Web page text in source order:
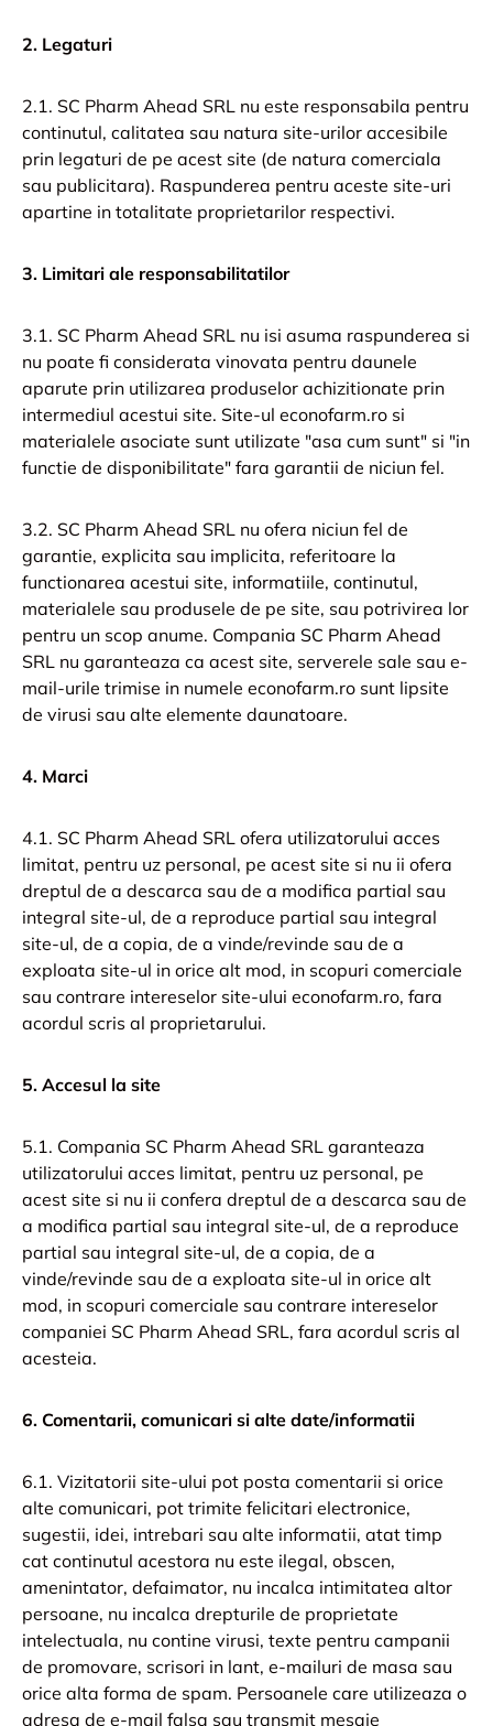
2. Legaturi
2.1. SC Pharm Ahead SRL nu este responsabila pentru
continutul, calitatea sau natura site-urilor accesibile
prin legaturi de pe acest site (de natura comerciala
sau publicitara). Raspunderea pentru aceste site-uri
apartine in totalitate proprietarilor respectivi.
3. Limitari ale responsabilitatilor
3.1. SC Pharm Ahead SRL nu isi asuma raspunderea si
nu poate fi considerata vinovata pentru daunele
aparute prin utilizarea produselor achizitionate prin
intermediul acestui site. Site-ul econofarm.ro si
materialele asociate sunt utilizate "asa cum sunt" si "in
functie de disponibilitate" fara garantii de niciun fel.
3.2. SC Pharm Ahead SRL nu ofera niciun fel de
garantie, explicita sau implicita, referitoare la
functionarea acestui site, informatiile, continutul,
materialele sau produsele de pe site, sau potrivirea lor
pentru un scop anume. Compania SC Pharm Ahead
SRL nu garanteaza ca acest site, serverele sale sau e-
mail-urile trimise in numele econofarm.ro sunt lipsite
de virusi sau alte elemente daunatoare.
4. Marci
4.1. SC Pharm Ahead SRL ofera utilizatorului acces
limitat, pentru uz personal, pe acest site si nu ii ofera
dreptul de a descarca sau de a modifica partial sau
integral site-ul, de a reproduce partial sau integral
site-ul, de a copia, de a vinde/revinde sau de a
exploata site-ul in orice alt mod, in scopuri comerciale
sau contrare intereselor site-ului econofarm.ro, fara
acordul scris al proprietarului.
5. Accesul la site
5.1. Compania SC Pharm Ahead SRL garanteaza
utilizatorului acces limitat, pentru uz personal, pe
acest site si nu ii confera dreptul de a descarca sau de
a modifica partial sau integral site-ul, de a reproduce
partial sau integral site-ul, de a copia, de a
vinde/revinde sau de a exploata site-ul in orice alt
mod, in scopuri comerciale sau contrare intereselor
companiei SC Pharm Ahead SRL, fara acordul scris al
acesteia.
6. Comentarii, comunicari si alte date/informatii
6.1. Vizitatorii site-ului pot posta comentarii si orice
alte comunicari, pot trimite felicitari electronice,
sugestii, idei, intrebari sau alte informatii, atat timp
cat continutul acestora nu este ilegal, obscen,
amenintator, defaimator, nu incalca intimitatea altor
persoane, nu incalca drepturile de proprietate
intelectuala, nu contine virusi, texte pentru campanii
de promovare, scrisori in lant, e-mailuri de masa sau
orice alta forma de spam. Persoanele care utilizeaza o
adresa de e-mail falsa sau transmit mesaje